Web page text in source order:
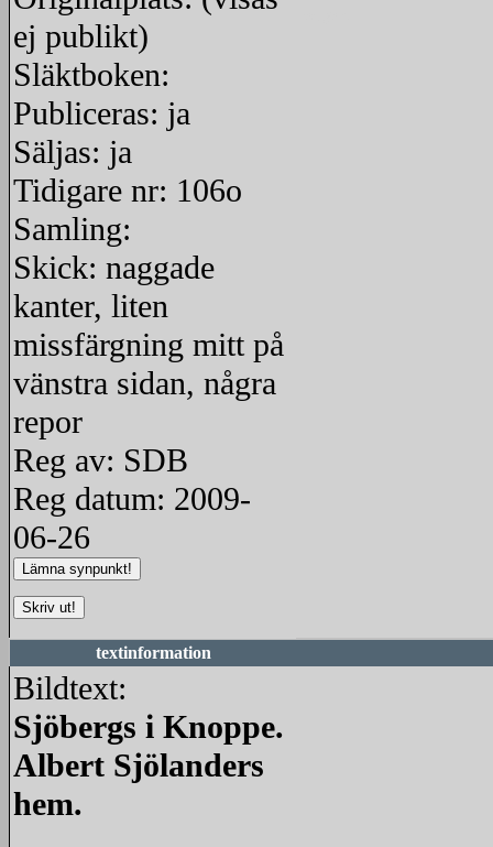
ej publikt)
Släktboken:
Publiceras: ja
Säljas: ja
Tidigare nr: 106o
Samling:
Skick: naggade
kanter, liten
missfärgning mitt på
vänstra sidan, några
repor
Reg av: SDB
Reg datum: 2009-
06-26
textinformation
Bildtext:
Sjöbergs i Knoppe.
Albert Sjölanders
hem.